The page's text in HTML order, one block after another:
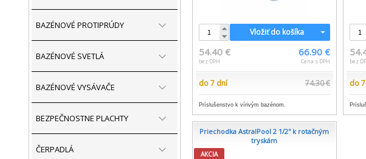
BAZÉNOVÉ PROTIPRÚDY
BAZÉNOVÉ SVETLÁ
BAZÉNOVÉ VYSÁVAČE
BEZPEČNOSTNE PLACHTY
ČERPADLÁ
Vložiť do košíka
54.40 €
bez DPH
66.90 €
Cena s DPH
do 7 dní 74.30 €
Príslušenstvo k vírivým bazénom.
bez
do
Priechodka AstralPool 2 1/2'' k rotačným
tryskám
AKCIA